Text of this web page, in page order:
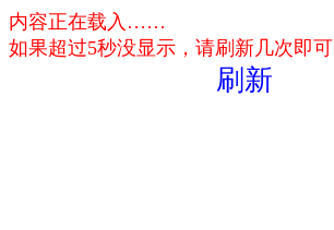
内容正在载入……
如果超过5秒没显示，请刷新几次即可
刷新